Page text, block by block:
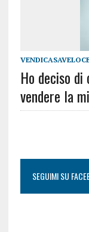
Ho deciso di
vendere la
SEGUIMI SU